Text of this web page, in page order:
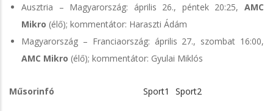
Ausztria – Magyarország: április 26., péntek 20:25, AMC
Mikro (élő); kommentátor: Haraszti Ádám
Magyarország – Franciaország: április 27., szombat 16:00,
AMC Mikro (élő); kommentátor: Gyulai Miklós
Műsorinfó Sport1 Sport2